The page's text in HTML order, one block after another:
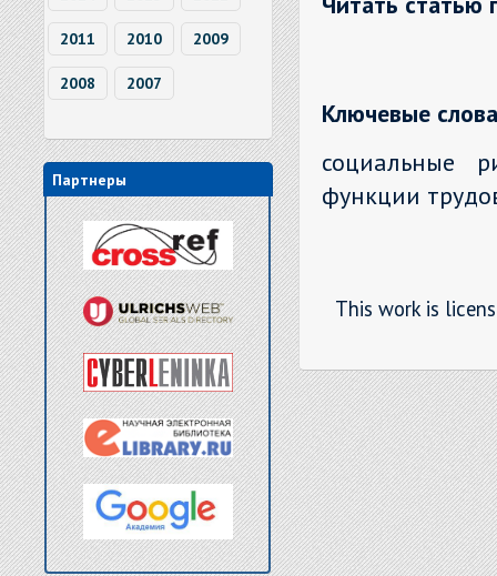
2011 2010 2009
2008 2007
Партнеры
Ключевые
социальные
функции
This work is